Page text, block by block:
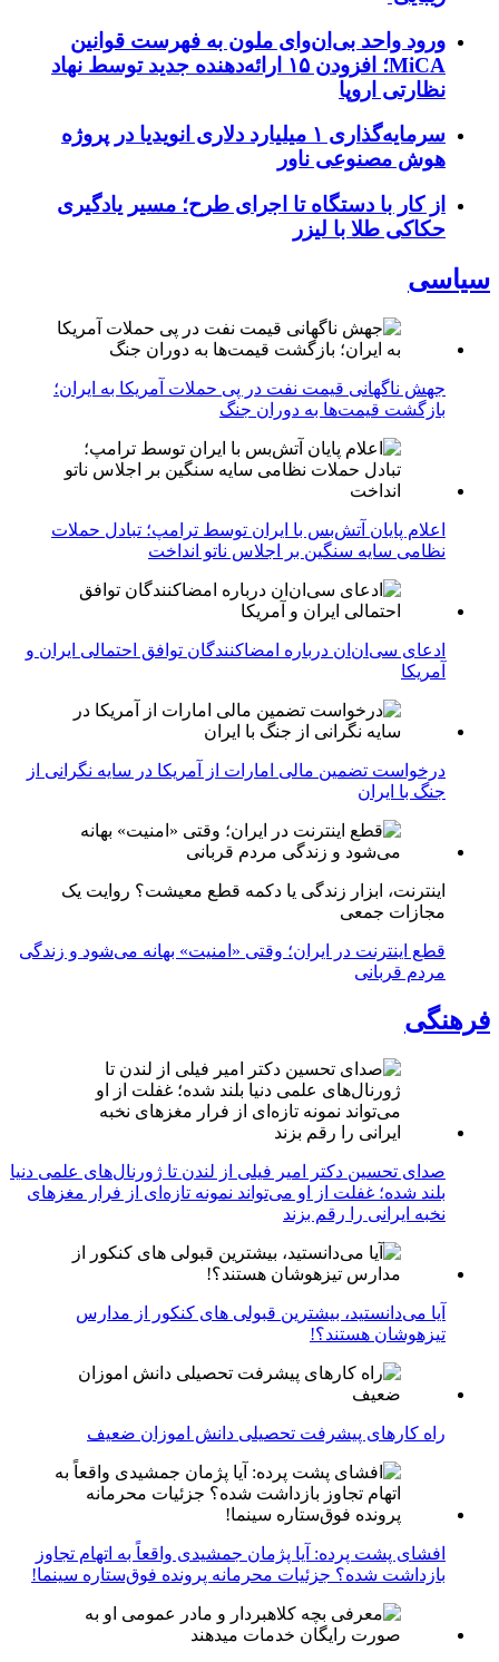
ورود واحد بی‌ان‌وای ملون به فهرست قوانین
MiCA؛ افزودن ۱۵ ارائه‌دهنده جدید توسط نهاد
نظارتی اروپا
سرمایه‌گذاری ۱ میلیارد دلاری انویدیا در پروژه
هوش مصنوعی ناور
از کار با دستگاه تا اجرای طرح؛ مسیر یادگیری
حکاکی طلا با لیزر
سیاسی
جهش ناگهانی قیمت نفت در پی حملات آمریکا به ایران؛
بازگشت قیمت‌ها به دوران جنگ
اعلام پایان آتش‌بس با ایران توسط ترامپ؛ تبادل حملات
نظامی سایه سنگین بر اجلاس ناتو انداخت
ادعای سی‌ان‌ان درباره امضاکنندگان توافق احتمالی ایران و
آمریکا
درخواست تضمین مالی امارات از آمریکا در سایه نگرانی از
جنگ با ایران
اینترنت، ابزار زندگی یا دکمه قطع معیشت؟ روایت یک
مجازات جمعی
قطع اینترنت در ایران؛ وقتی «امنیت» بهانه می‌شود و زندگی
مردم قربانی
فرهنگی
صدای تحسین دکتر امیر فیلی از لندن تا ژورنال‌های علمی دنیا
بلند شده؛ غفلت از او می‌تواند نمونه تازه‌ای از فرار مغزهای
نخبه ایرانی را رقم بزند
آیا می‌دانستید، بیشترین قبولی های کنکور از مدارس
تیزهوشان هستند؟!
راه کارهای پیشرفت تحصیلی دانش اموزان ضعیف
افشای پشت پرده: آیا پژمان جمشیدی واقعاً به اتهام تجاوز
بازداشت شده؟ جزئیات محرمانه پرونده فوق‌ستاره سینما!